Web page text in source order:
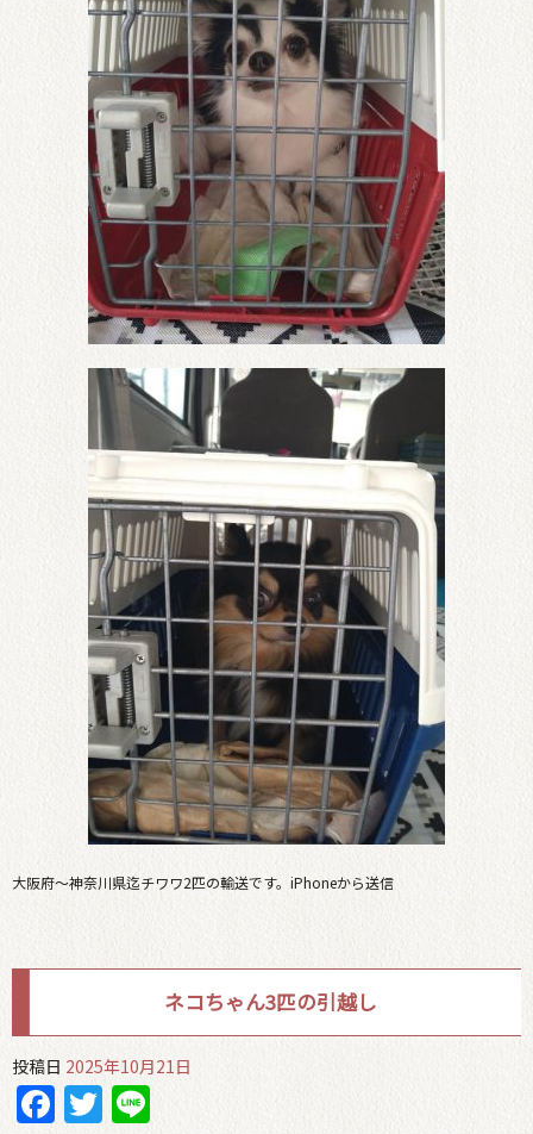
大阪府〜神奈川県迄チワワ2匹の輸送です。iPhoneから送信
ネコちゃん3匹の引越し
投稿日 2025年10月21日
Facebook
Twitter